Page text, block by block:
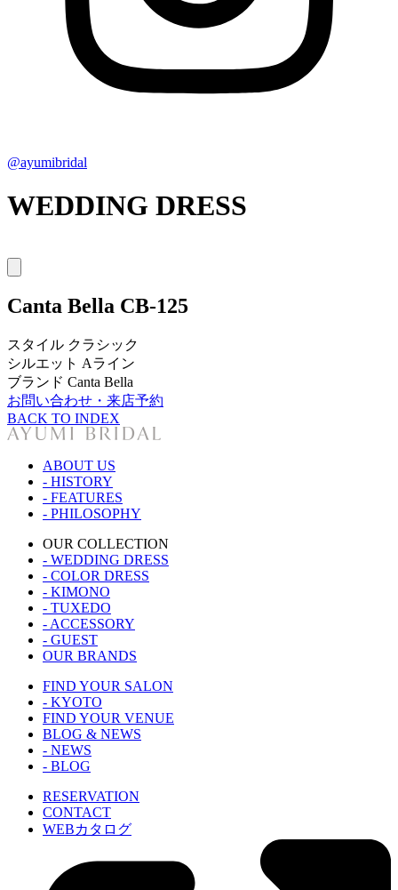
@ayumibridal
WEDDING DRESS
Canta Bella CB-125
スタイル クラシック
シルエット Aライン
ブランド Canta Bella
お問い合わせ・来店予約
BACK TO INDEX
ABOUT US
- HISTORY
- FEATURES
- PHILOSOPHY
OUR COLLECTION
- WEDDING DRESS
- COLOR DRESS
- KIMONO
- TUXEDO
- ACCESSORY
- GUEST
OUR BRANDS
FIND YOUR SALON
- KYOTO
FIND YOUR VENUE
BLOG & NEWS
- NEWS
- BLOG
RESERVATION
CONTACT
WEBカタログ